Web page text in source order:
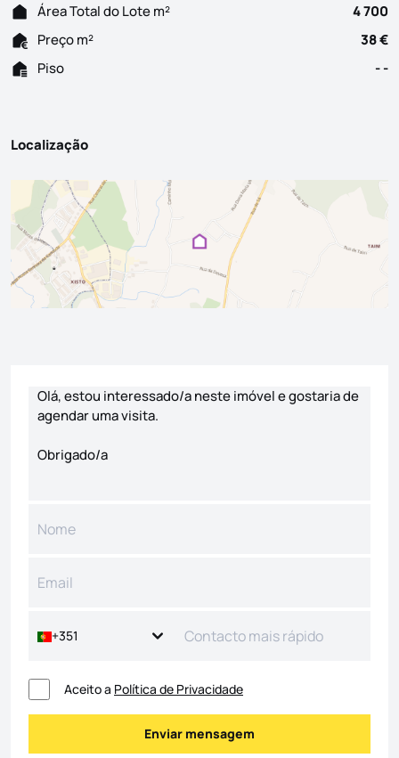
Área Total do Lote m²
4 700
Preço m²
38 €
Piso
- -
Localização
+351
Aceito a Política de Privacidade
Enviar mensagem
Enviar mensagem